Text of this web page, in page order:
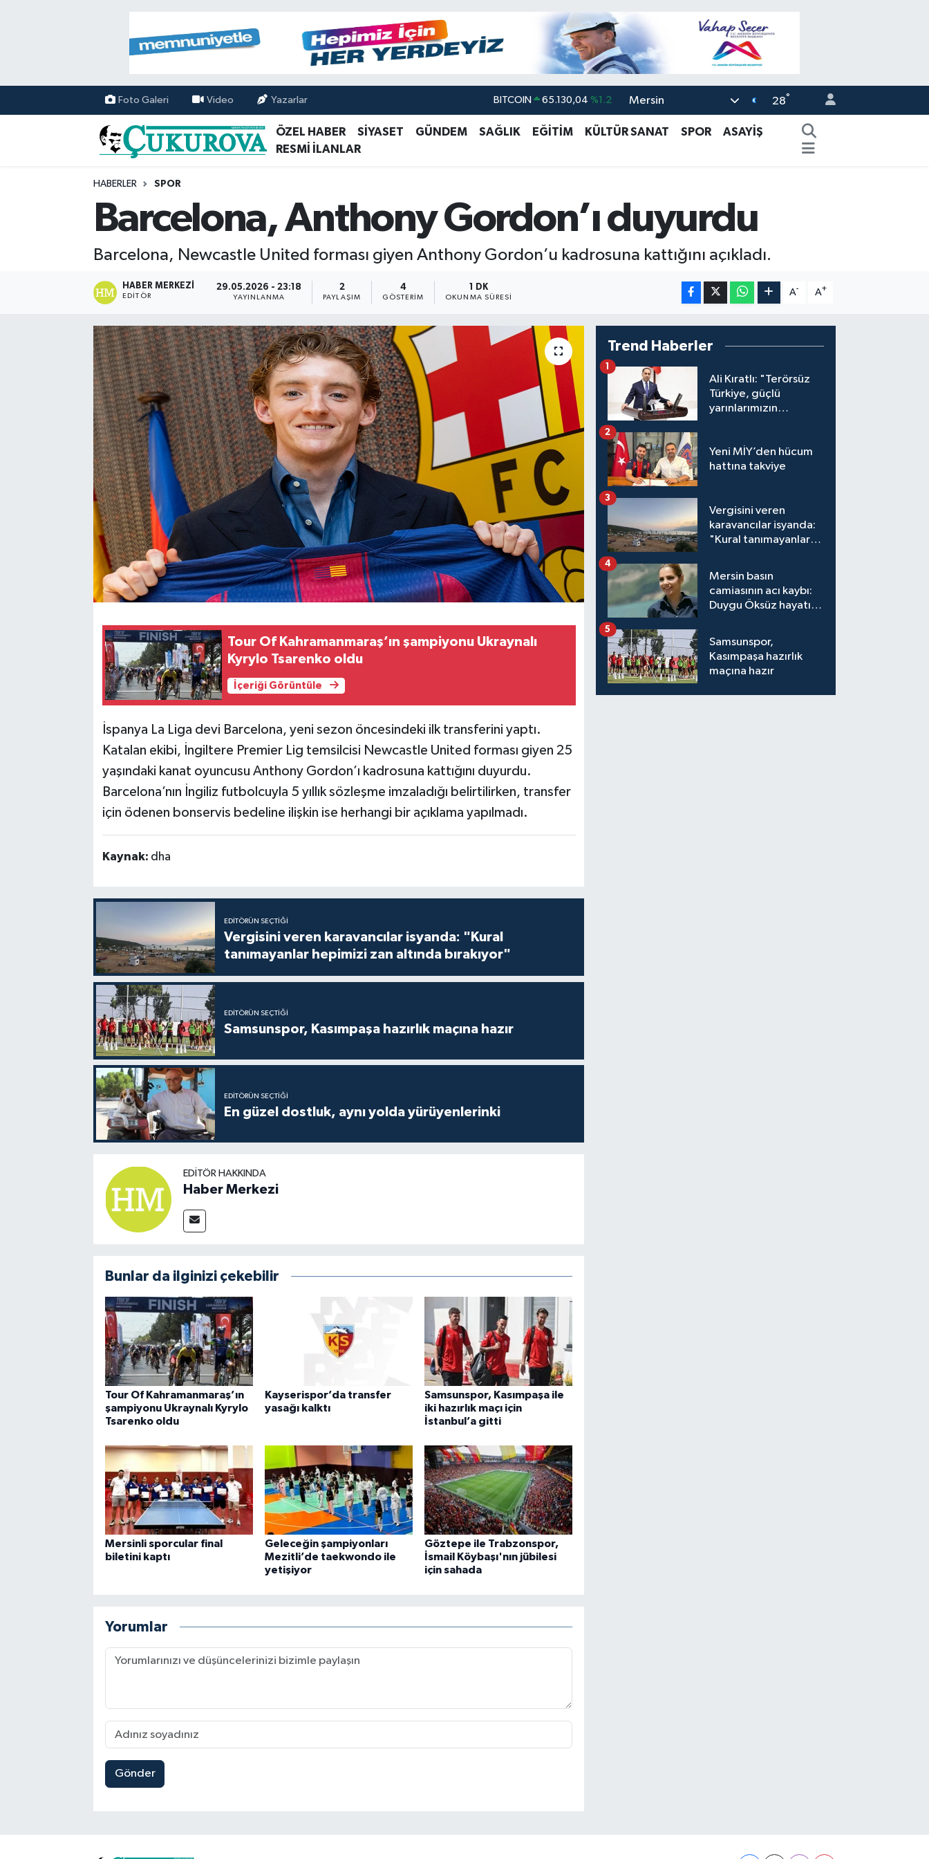
Foto Galeri Video Yazarlar BITCOIN 65.130,04 %1.2
DOLAR 47,7106 %0.17
BİST100 13.773 %-19
Mersin 28°
ÖZEL HABER SİYASET GÜNDEM SAĞLIK EĞİTİM KÜLTÜR SANAT SPOR
ASAYİŞ
RESMİ İLANLAR
HABERLER SPOR
Barcelona, Anthony Gordon’ı duyurdu
Barcelona, Newcastle United forması giyen Anthony Gordon’u kadrosuna kattığını açıkladı.
HABER MERKEZI
EDITÖR
29.05.2026 - 23:18
YAYINLANMA
2
PAYLAŞIM
4
GÖSTERIM
1 DK
OKUNMA SÜRESI
A- A+
Tour Of Kahramanmaraş’ın şampiyonu Ukraynalı
Kyrylo Tsarenko oldu
İçeriği Görüntüle
İspanya La Liga devi Barcelona, yeni sezon öncesindeki ilk transferini yaptı.
Katalan ekibi, İngiltere Premier Lig temsilcisi Newcastle United forması giyen 25
yaşındaki kanat oyuncusu Anthony Gordon’ı kadrosuna kattığını duyurdu.
Barcelona’nın İngiliz futbolcuyla 5 yıllık sözleşme imzaladığı belirtilirken, transfer
için ödenen bonservis bedeline ilişkin ise herhangi bir açıklama yapılmadı.
Kaynak: dha
EDITÖRÜN SEÇTIĞI
Vergisini veren karavancılar isyanda: "Kural
tanımayanlar hepimizi zan altında bırakıyor"
EDITÖRÜN SEÇTIĞI
Samsunspor, Kasımpaşa hazırlık maçına hazır
EDITÖRÜN SEÇTIĞI
En güzel dostluk, aynı yolda yürüyenlerinki
EDITÖR HAKKINDA
Haber Merkezi
Bunlar da ilginizi çekebilir
Tour Of Kahramanmaraş’ın
şampiyonu Ukraynalı Kyrylo
Tsarenko oldu
Kayserispor’da transfer
yasağı kalktı
Samsunspor, Kasımpaşa ile
iki hazırlık maçı için
İstanbul’a gitti
Mersinli sporcular final
biletini kaptı
Geleceğin şampiyonları
Mezitli’de taekwondo ile
yetişiyor
Göztepe ile Trabzonspor,
İsmail Köybaşı'nın jübilesi
için sahada
Yorumlar
Gönder
Trend Haberler
Ali Kıratlı: "Terörsüz
Türkiye, güçlü
yarınlarımızın
1
Yeni MİY’den hücum
hattına takviye
2
Vergisini veren
karavancılar isyanda:
"Kural tanımayanlar
3
Mersin basın
camiasının acı kaybı:
Duygu Öksüz hayatını
4
Samsunspor,
Kasımpaşa hazırlık
maçına hazır
5
Mersin Nöbetçi Eczaneler
Mersin Hava Durumu
Mersin Namaz Vakitleri
Mersin Trafik Yoğunluk Haritası
Tüm Manşetler
Son Dakika Haberleri
Haber Arşivi